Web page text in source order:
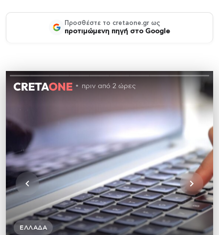
Προσθέστε το cretaone.gr ως
προτιμώμενη πηγή στο Google
πριν από 2 ώρες
ΕΛΛΆΔΑ